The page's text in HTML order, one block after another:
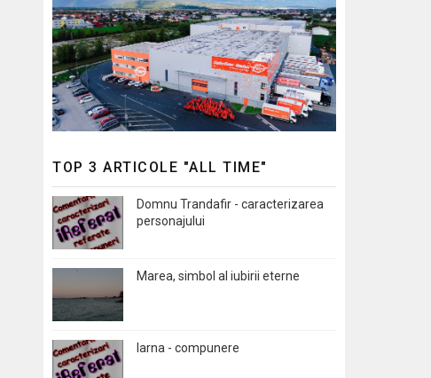
TOP 3 ARTICOLE "ALL TIME"
Domnu Trandafir - caracterizarea
personajului
Marea, simbol al iubirii eterne
Iarna - compunere